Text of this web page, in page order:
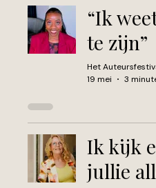
“Ik
te zijn”
Het
19 mei
3
Ik kijk
jullie